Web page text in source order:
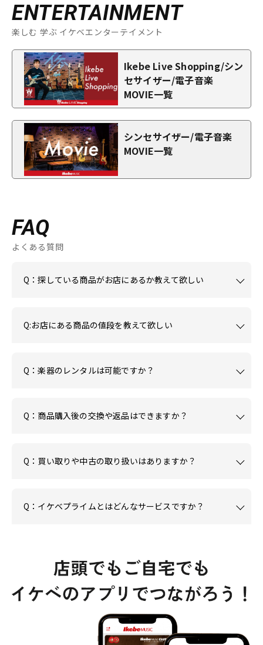
ENTERTAINMENT
楽しむ 学ぶ イケベエンターテイメント
Ikebe Live Shopping/シン
セサイザー/電子音楽
MOVIE一覧
シンセサイザー/電子音楽
MOVIE一覧
FAQ
よくある質問
Q：探している商品がお店にあるか教えて欲しい
Q:お店にある商品の値段を教えて欲しい
Q：楽器のレンタルは可能ですか？
Q：商品購入後の交換や返品はできますか？
Q：買い取りや中古の取り扱いはありますか？
Q：イケベプライムとはどんなサービスですか？